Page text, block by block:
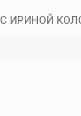
С ИРИНОЙ